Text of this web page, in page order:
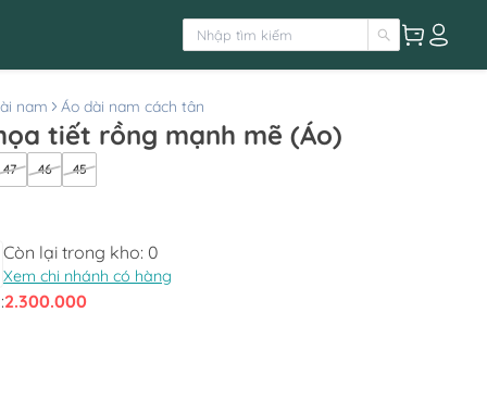
nam Áo dài nam cách tân
tiết rồng mạnh mẽ (Áo)
47 46 45
Còn lại trong kho: 0
Xem chi nhánh có hàng
2.300.000